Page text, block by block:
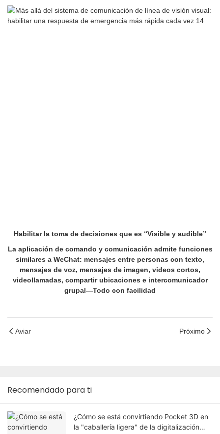
Habilitar la toma de decisiones que es “Visible y audible”
La aplicación de comando y comunicación admite funciones
similares a WeChat: mensajes entre personas con texto,
mensajes de voz, mensajes de imagen, videos cortos,
videollamadas, compartir ubicaciones e intercomunicador
grupal—Todo con facilidad
Aviar Próximo
Recomendado para ti
¿Cómo se está convirtiendo Pocket 3D en
la "caballería ligera" de la digitalización